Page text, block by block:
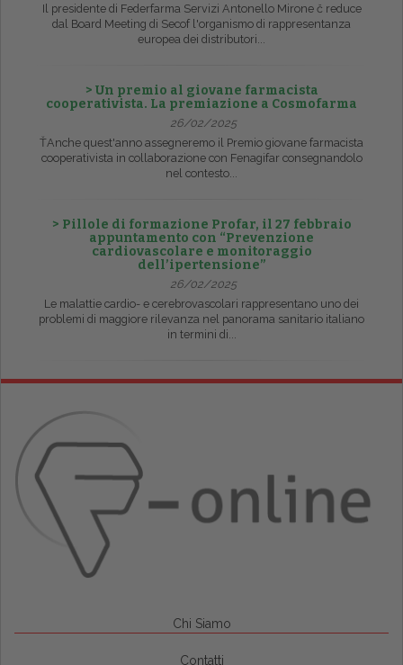
Il presidente di Federfarma Servizi Antonello Mirone č reduce
dal Board Meeting di Secof l'organismo di rappresentanza
europea dei distributori...
> Un premio al giovane farmacista
cooperativista. La premiazione a Cosmofarma
26/02/2025
ŤAnche quest'anno assegneremo il Premio giovane farmacista
cooperativista in collaborazione con Fenagifar consegnandolo
nel contesto...
> Pillole di formazione Profar, il 27 febbraio
appuntamento con “Prevenzione
cardiovascolare e monitoraggio
dell’ipertensione”
26/02/2025
Le malattie cardio- e cerebrovascolari rappresentano uno dei
problemi di maggiore rilevanza nel panorama sanitario italiano
in termini di...
Chi Siamo
Contatti